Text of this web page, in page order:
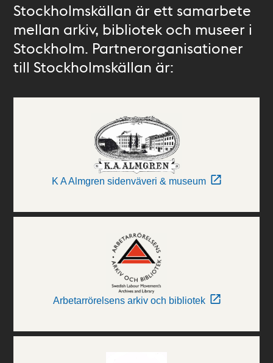
Stockholmskällan är ett samarbete
mellan arkiv, bibliotek och museer i
Stockholm. Partnerorganisationer
till Stockholmskällan är:
K A Almgren sidenväveri & museum
Arbetarrörelsens arkiv och bibliotek